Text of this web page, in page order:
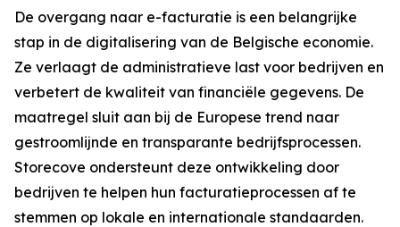
De overgang naar e-facturatie is een belangrijke
stap in de digitalisering van de Belgische economie.
Ze verlaagt de administratieve last voor bedrijven en
verbetert de kwaliteit van financiële gegevens. De
maatregel sluit aan bij de Europese trend naar
gestroomlijnde en transparante bedrijfsprocessen.
Storecove ondersteunt deze ontwikkeling door
bedrijven te helpen hun facturatieprocessen af te
stemmen op lokale en internationale standaarden.